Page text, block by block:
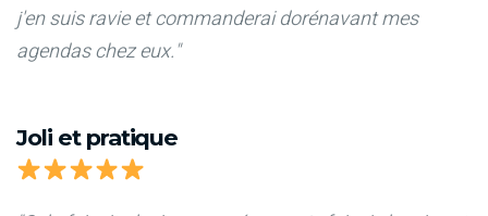
j'en suis ravie et commanderai dorénavant mes
agendas chez eux."
Joli et pratique